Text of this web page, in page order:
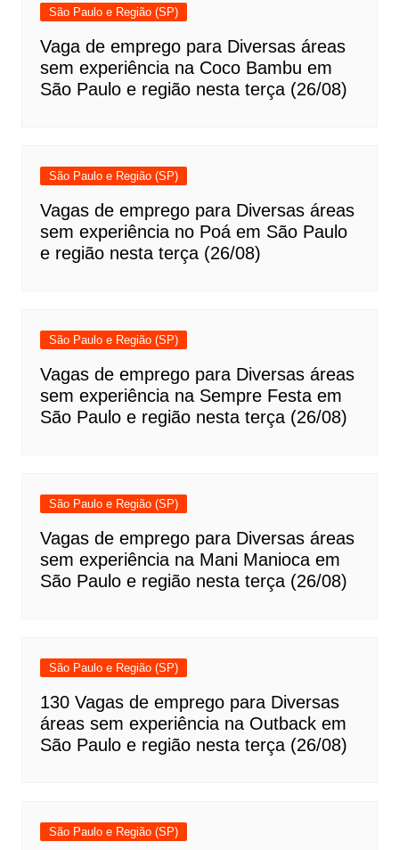
São Paulo e Região (SP)
Vaga de emprego para Diversas áreas
sem experiência na Coco Bambu em
São Paulo e região nesta terça (26/08)
São Paulo e Região (SP)
Vagas de emprego para Diversas áreas
sem experiência no Poá em São Paulo
e região nesta terça (26/08)
São Paulo e Região (SP)
Vagas de emprego para Diversas áreas
sem experiência na Sempre Festa em
São Paulo e região nesta terça (26/08)
São Paulo e Região (SP)
Vagas de emprego para Diversas áreas
sem experiência na Mani Manioca em
São Paulo e região nesta terça (26/08)
São Paulo e Região (SP)
130 Vagas de emprego para Diversas
áreas sem experiência na Outback em
São Paulo e região nesta terça (26/08)
São Paulo e Região (SP)